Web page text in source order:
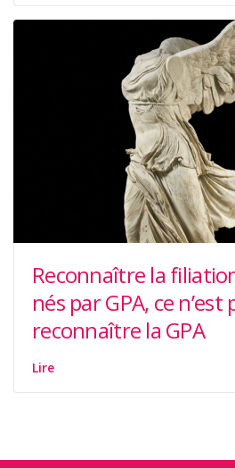
Reconnaître la
nés par GPA, ce n’est
reconnaître la GPA
Lire